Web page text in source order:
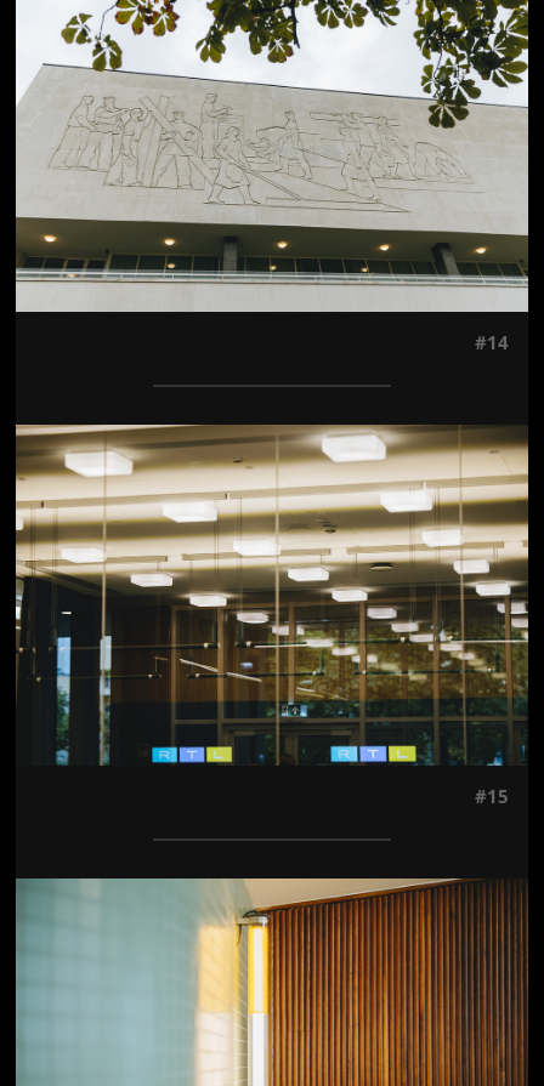
#14
Jön még kép!
#15
Jön még kép!